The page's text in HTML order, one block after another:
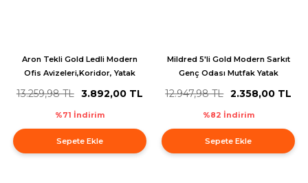
Aron Tekli Gold Ledli Modern
Ofis Avizeleri,Koridor, Yatak
13.259,98 TL 3.892,00 TL
%71 İndirim
Sepete Ekle
Mildred 5'li Gold Modern Sarkıt
Genç Odası Mutfak Yatak
12.947,98 TL 2.358,00 TL
%82 İndirim
Sepete Ekle